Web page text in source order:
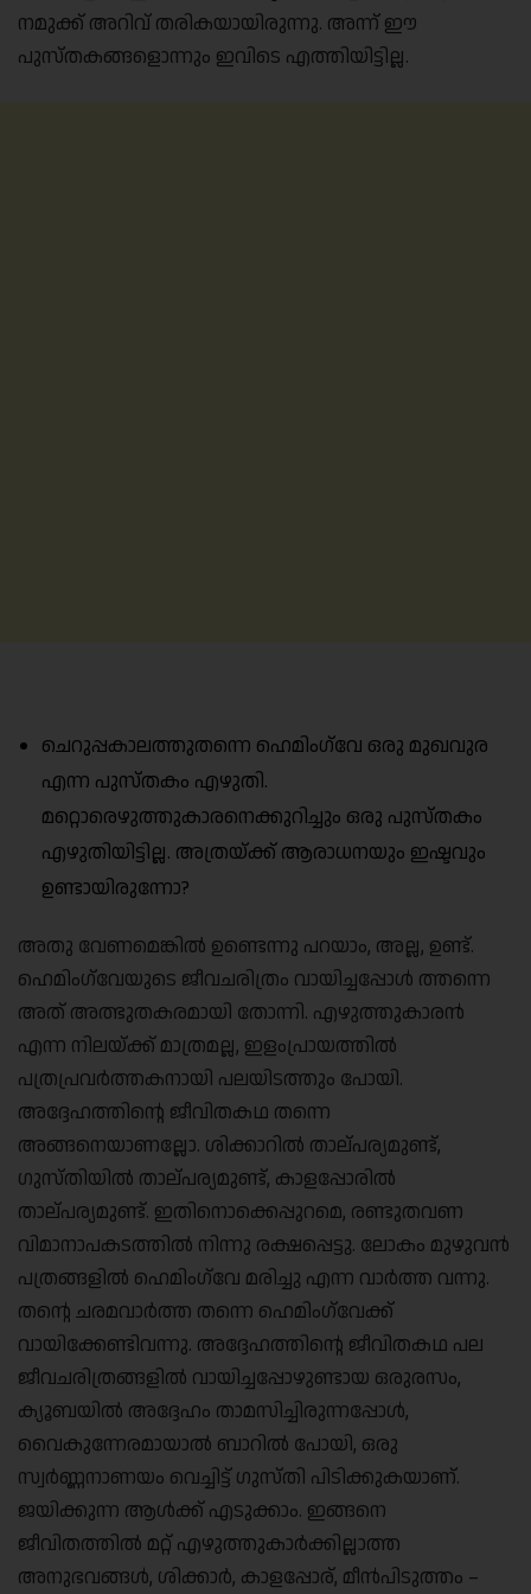
നമുക്ക് അറിവ് തരികയായിരുന്നു. അന്ന് ഈ
പുസ്തകങ്ങളൊന്നും ഇവിടെ എത്തിയിട്ടില്ല.
ചെറുപ്പകാലത്തുതന്നെ ഹെമിംഗ്‌വേ ഒരു മുഖവുര
എന്ന പുസ്തകം എഴുതി.
മറ്റൊരെഴുത്തുകാരനെക്കുറിച്ചും ഒരു പുസ്തകം
എഴുതിയിട്ടില്ല. അത്രയ്ക്ക് ആരാധനയും ഇഷ്ടവും
ഉണ്ടായിരുന്നോ?
അതു വേണമെങ്കിൽ ഉണ്ടെന്നു പറയാം, അല്ല, ഉണ്ട്.
ഹെമിംഗ്‌വേയുടെ ജീവചരിത്രം വായിച്ചപ്പോൾ ത്തന്നെ
അത് അത്ഭുതകരമായി തോന്നി. എഴുത്തുകാരൻ
എന്ന നിലയ്ക്ക് മാത്രമല്ല, ഇളംപ്രായത്തിൽ
പത്രപ്രവർത്തകനായി പലയിടത്തും പോയി.
അദ്ദേഹത്തിൻ്റെ ജീവിതകഥ തന്നെ
അങ്ങനെയാണല്ലോ. ശിക്കാറിൽ താല്പര്യമുണ്ട്,
ഗുസ്തിയിൽ താല്പര്യമുണ്ട്, കാളപ്പോരിൽ
താല്പര്യമുണ്ട്. ഇതിനൊക്കെപ്പുറമെ, രണ്ടുതവണ
വിമാനാപകടത്തിൽ നിന്നു രക്ഷപ്പെട്ടു. ലോകം മുഴുവൻ
പത്രങ്ങളിൽ ഹെമിംഗ്‌വേ മരിച്ചു എന്ന വാർത്ത വന്നു.
തൻ്റെ ചരമവാർത്ത തന്നെ ഹെമിംഗ്‌വേക്ക്
വായിക്കേണ്ടിവന്നു. അദ്ദേഹത്തിൻ്റെ ജീവിതകഥ പല
ജീവചരിത്രങ്ങളിൽ വായിച്ചപ്പോഴുണ്ടായ ഒരുരസം,
ക്യൂബയിൽ അദ്ദേഹം താമസിച്ചിരുന്നപ്പോൾ,
വൈകുന്നേരമായാൽ ബാറിൽ പോയി, ഒരു
സ്വർണ്ണനാണയം വെച്ചിട്ട് ഗുസ്തി പിടിക്കുകയാണ്.
ജയിക്കുന്ന ആൾക്ക് എടുക്കാം. ഇങ്ങനെ
ജീവിതത്തിൽ മറ്റ് എഴുത്തുകാർക്കില്ലാത്ത
അനുഭവങ്ങൾ, ശിക്കാർ, കാളപ്പോര്, മീൻപിടുത്തം –